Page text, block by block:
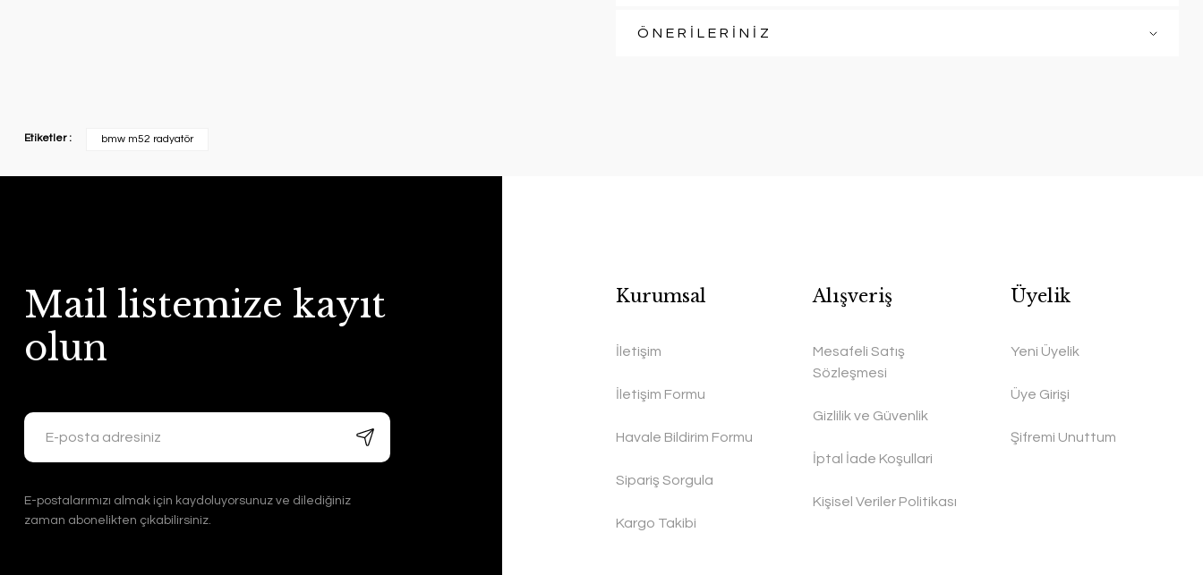
ÖNERİLERİNİZ
Etiketler : bmw m52 radyatör
Mail listemize kayıt
olun
E-postalarımızı almak için kaydoluyorsunuz ve dilediğiniz
zaman abonelikten çıkabilirsiniz.
Kurumsal
İletişim
İletişim Formu
Havale Bildirim Formu
Sipariş Sorgula
Kargo Takibi
Alışveriş
Mesafeli Satış
Sözleşmesi
Gizlilik ve Güvenlik
İptal İade Koşullari
Kişisel Veriler Politikası
Üyelik
Yeni Üyelik
Üye Girişi
Şifremi Unuttum